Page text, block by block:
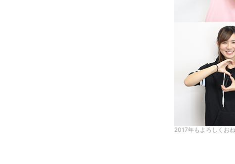
2017年もよろしくお